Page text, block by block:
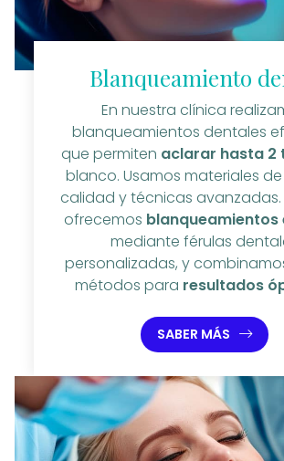
Blanqueamiento
En nuestra clínica
blanqueamientos dentales
que permiten aclarar hasta 2
blanco. Usamos materiales
calidad y técnicas avanzadas.
ofrecemos blanqueamientos
mediante férulas
personalizadas, y
métodos para resultados
SABER MÁS